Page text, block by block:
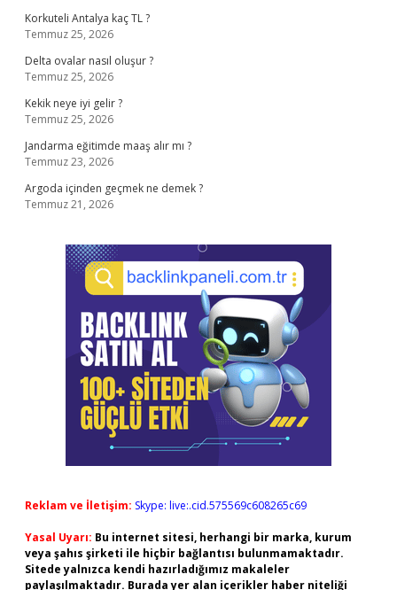
Korkuteli Antalya kaç TL ?
Temmuz 25, 2026
Delta ovalar nasıl oluşur ?
Temmuz 25, 2026
Kekik neye iyi gelir ?
Temmuz 25, 2026
Jandarma eğitimde maaş alır mı ?
Temmuz 23, 2026
Argoda içinden geçmek ne demek ?
Temmuz 21, 2026
Reklam ve İletişim: Skype: live:.cid.575569c608265c69
Yasal Uyarı: Bu internet sitesi, herhangi bir marka, kurum
veya şahıs şirketi ile hiçbir bağlantısı bulunmamaktadır.
Sitede yalnızca kendi hazırladığımız makaleler
paylaşılmaktadır. Burada yer alan içerikler haber niteliği